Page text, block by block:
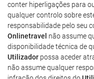
conter hiperligações para
qualquer controlo sobre
responsabilidade pelo seu
Onlinetravel não assume
disponibilidade técnica de
Utilizador possa aceder
não assume qualquer